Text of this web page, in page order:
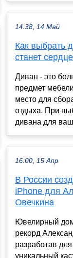
14:38, 14 Май
Как выбрать
станет
Диван - это
предмет
место для
отдыха. При
дивана для
16:00, 15 Апр
В России
iPhone для
Овечкина
Ювелирный
рекорд
разработав для
уникальный